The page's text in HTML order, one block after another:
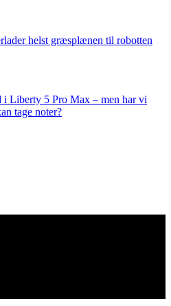
helst græsplænen til robotten
i Liberty 5 Pro Max – men har vi
tage noter?